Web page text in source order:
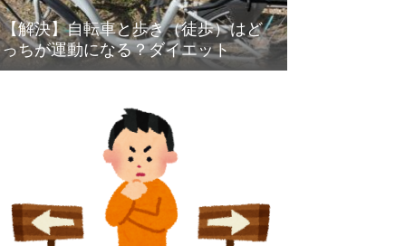
【解決】自転車と歩き（徒歩）はど
っちが運動になる？ダイエット